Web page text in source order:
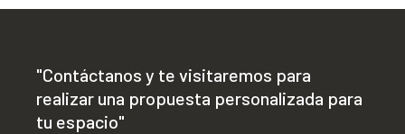
"Contáctanos y te visitaremos para
realizar una propuesta personalizada para
tu espacio"